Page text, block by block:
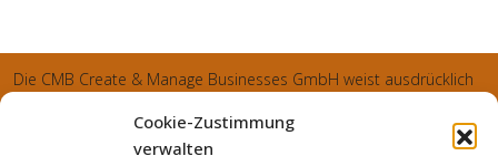
Cookie-Zustimmung
verwalten
Die CMB Create & Manage Businesses GmbH weist ausdrücklich
und sämtliche generierte Aufträge an die SecuPart GmbH